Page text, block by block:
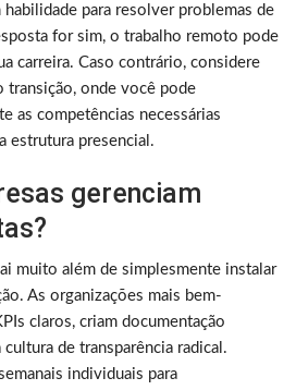
habilidade para resolver problemas de
for sim, o trabalho remoto pode
carreira. Caso contrário, considere
transição, onde você pode
as competências necessárias
estrutura presencial.
gerenciam
muito além de simplesmente instalar
As organizações mais bem-
claros, criam documentação
de transparência radical.
individuais para